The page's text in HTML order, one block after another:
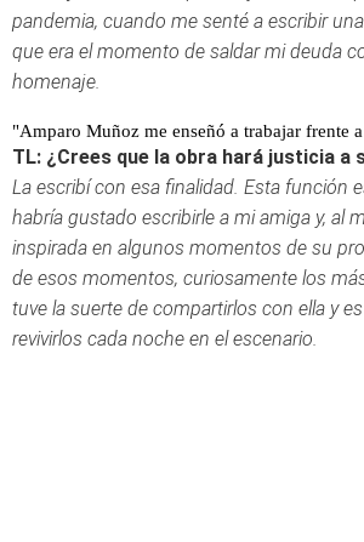
pandemia, cuando me senté a escribir
que era el momento de saldar mi deuda
homenaje.
"Amparo Muñoz me enseñó a trabajar frente
TL: ¿Crees que la obra hará justicia a
La escribí con esa finalidad. Esta función
habría gustado escribirle a mi amiga y, al
inspirada en algunos momentos de su
de esos momentos, curiosamente los
tuve la suerte de compartirlos con ella y
revivirlos cada noche en el escenario.